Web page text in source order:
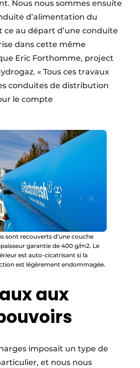
Nous nous sommes ensuite
d’alimentation du
ce au départ d’une conduite
dans cette même
Eric Forthomme, project
« Tous ces travaux
conduites de distri­bution
le compte
sont recouverts d’une couche
garantie de 400 g/m2. Le
est auto-cicatrisant si la
est légèrement endommagée.
aux
imposait un type de
et nous nous